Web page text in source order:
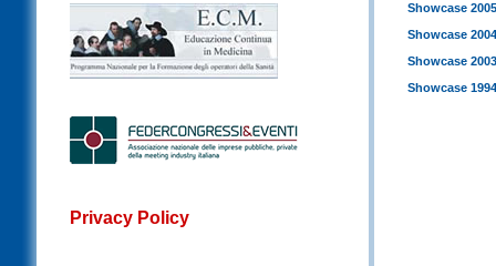
Privacy Policy
Showcase 2005
Showcase 2004
Showcase 2003
Showcase